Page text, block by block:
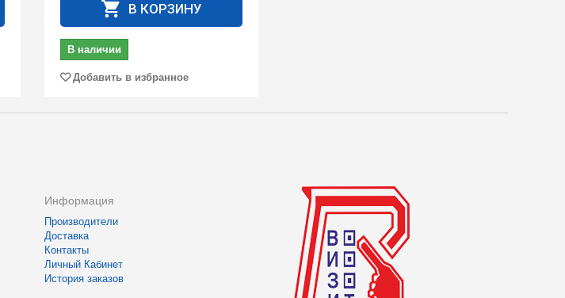
В КОРЗИНУ
В наличии
Добавить в избранное
Информация
Производители
Доставка
Контакты
Личный Кабинет
История заказов